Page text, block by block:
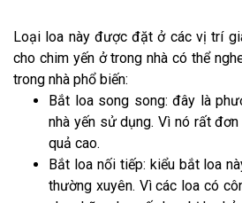
Loại loa này được đặt ở các vị trí
cho chim yến ở trong nhà có thể
trong nhà phổ biến:
Bắt loa song song: đây là
nhà yến sử dụng. Vì nó rất
quả cao.
Bắt loa nối tiếp: kiểu bắt loa
thường xuyên. Vì các loa có